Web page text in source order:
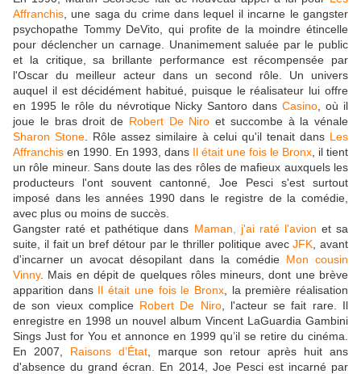
Affranchis , une saga du crime dans lequel il incarne le gangster
psychopathe Tommy DeVito, qui profite de la moindre étincelle
pour déclencher un carnage. Unanimement saluée par le public
et la critique, sa brillante performance est récompensée par
l'Oscar du meilleur acteur dans un second rôle. Un univers
auquel il est décidément habitué, puisque le réalisateur lui offre
en 1995 le rôle du névrotique Nicky Santoro dansCasino , où il
joue le bras droit de Robert De Niro et succombe à la vénale
Sharon Stone . Rôle assez similaire à celui qu'il tenait dans Les
Affranchis en 1990. En 1993, dans Il était une fois le Bronx , il tient
un rôle mineur. Sans doute las des rôles de mafieux auxquels les
producteurs l'ont souvent cantonné, Joe Pesci s'est surtout
imposé dans les années 1990 dans le registre de la comédie,
avec plus ou moins de succès.
Gangster raté et pathétique dans Maman, j'ai raté l'avion et sa
suite, il fait un bref détour par le thriller politique avecJFK , avant
d'incarner un avocat désopilant dans la comédie Mon cousin
Vinny. Mais en dépit de quelques rôles mineurs, dont une brève
apparition dans Il était une fois le Bronx, la première réalisation
de son vieux complice Robert De Niro, l'acteur se fait rare. Il
enregistre en 1998 un nouvel album Vincent LaGuardia Gambini
Sings Just for You et annonce en 1999 qu’il se retire du cinéma.
En 2007, Raisons d’État, marque son retour après huit ans
d'absence du grand écran. En 2014, Joe Pesci est incarné par